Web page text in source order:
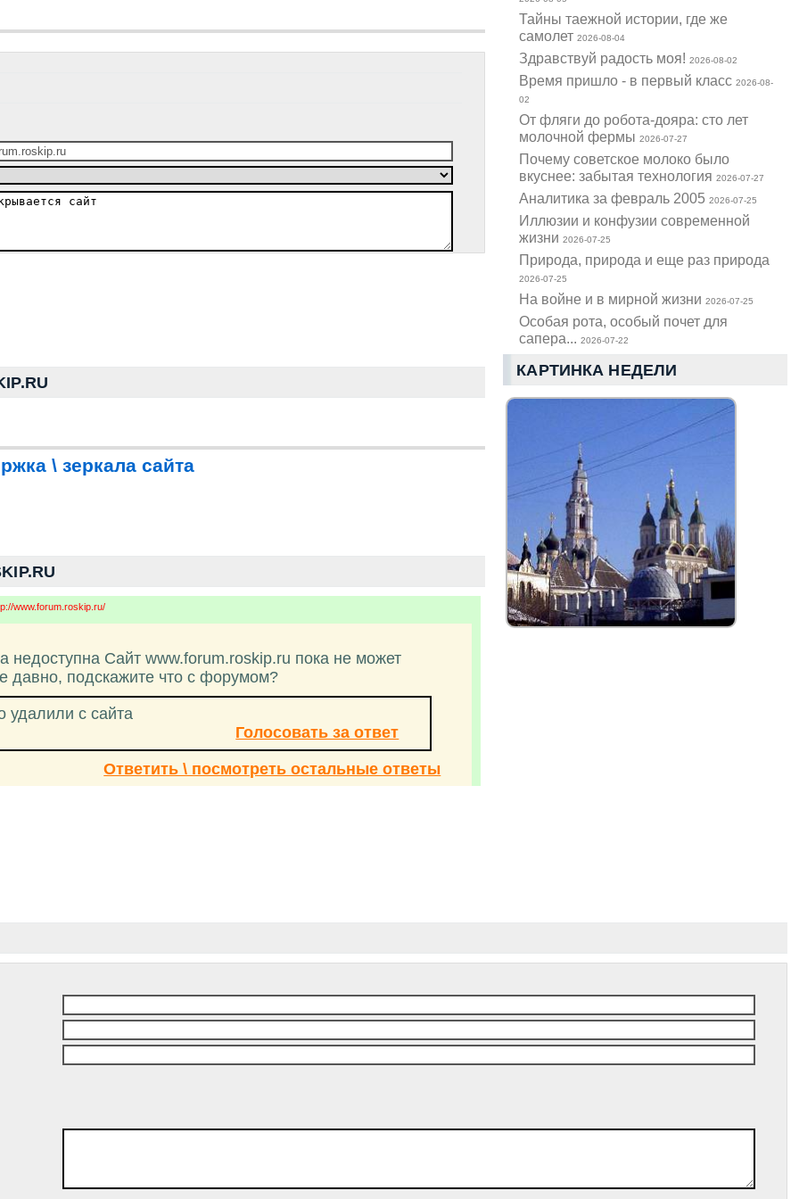
Тайны таежной истории, где же
самолет2026-08-04
Здравствуй радость моя!2026-08-02
Время пришло - в первый класс2026-08-
02
От фляги до робота-дояра: сто лет
молочной фермы2026-07-27
Почему советское молоко было
вкуснее: забытая технология2026-07-27
Аналитика за февраль 20052026-07-25
Иллюзии и конфузии современной
жизни2026-07-25
Природа, природа и еще раз природа
2026-07-25
На войне и в мирной жизни2026-07-25
Особая рота, особый почет для
сапера...2026-07-22
КАРТИНКА НЕДЕЛИ
\ зеркала сайта
www.forum.roskip.ru/
Сайт www.forum.roskip.ru пока не может
давно, подскажите что с форумом?
удалили с сайта
Голосовать за ответ
Ответить \ посмотреть остальные ответы